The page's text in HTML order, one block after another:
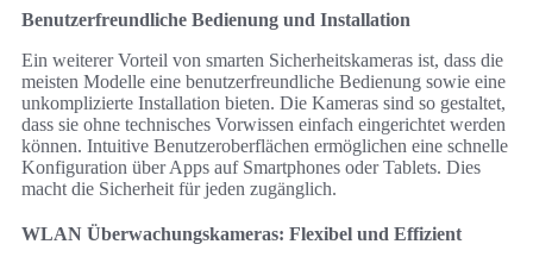
Benutzerfreundliche Bedienung und Installation
Ein weiterer Vorteil von smarten Sicherheitskameras ist, dass die
meisten Modelle eine benutzerfreundliche Bedienung sowie eine
unkomplizierte Installation bieten. Die Kameras sind so gestaltet,
dass sie ohne technisches Vorwissen einfach eingerichtet werden
können. Intuitive Benutzeroberflächen ermöglichen eine schnelle
Konfiguration über Apps auf Smartphones oder Tablets. Dies
macht die Sicherheit für jeden zugänglich.
WLAN Überwachungskameras: Flexibel und Effizient